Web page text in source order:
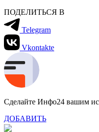
ПОДЕЛИТЬСЯ В
Telegram
Vkontakte
Сделайте Инфо24 вашим
ДОБАВИТЬ